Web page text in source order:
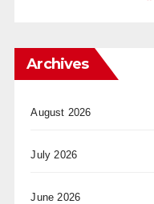
Archives
August 2026
July 2026
June 2026